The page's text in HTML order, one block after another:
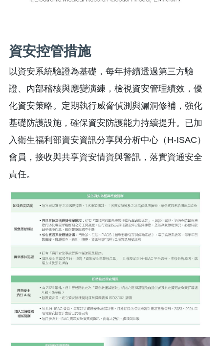
資安控管措施
以資安系統驗證為基礎，每年持續透過第三方驗
證、內部稽核與應變演練，檢視資安管理績效，優
化資安策略。定期執行威脅偵測與漏洞修補，強化
基礎防護設施，確保資安防護能力持續提升。已加
入衛生福利部資安資訊分享與分析中心（H-ISAC）
會員，接收與共享資安情資與警訊，落實資通安全
責任。